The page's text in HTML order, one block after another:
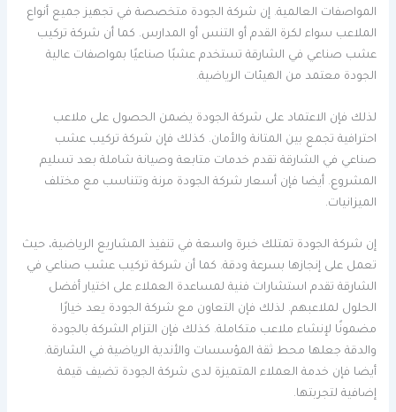
المواصفات العالمية. إن شركة الجودة متخصصة في تجهيز جميع أنواع
الملاعب سواء لكرة القدم أو التنس أو المدارس. كما أن شركة تركيب
عشب صناعي في الشارقة تستخدم عشبًا صناعيًا بمواصفات عالية
الجودة معتمد من الهيئات الرياضية.
لذلك فإن الاعتماد على شركة الجودة يضمن الحصول على ملاعب
احترافية تجمع بين المتانة والأمان. كذلك فإن شركة تركيب عشب
صناعي في الشارقة تقدم خدمات متابعة وصيانة شاملة بعد تسليم
المشروع. أيضا فإن أسعار شركة الجودة مرنة وتتناسب مع مختلف
الميزانيات.
إن شركة الجودة تمتلك خبرة واسعة في تنفيذ المشاريع الرياضية، حيث
تعمل على إنجازها بسرعة ودقة. كما أن شركة تركيب عشب صناعي في
الشارقة تقدم استشارات فنية لمساعدة العملاء على اختيار أفضل
الحلول لملاعبهم. لذلك فإن التعاون مع شركة الجودة يعد خيارًا
مضمونًا لإنشاء ملاعب متكاملة. كذلك فإن التزام الشركة بالجودة
والدقة جعلها محط ثقة المؤسسات والأندية الرياضية في الشارقة.
أيضا فإن خدمة العملاء المتميزة لدى شركة الجودة تضيف قيمة
إضافية لتجربتها.